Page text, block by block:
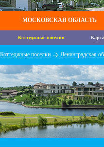
МОСКОВСКАЯ ОБЛАСТЬ
Коттеджные поселки Карта
Коттеджные поселки Ленинградская